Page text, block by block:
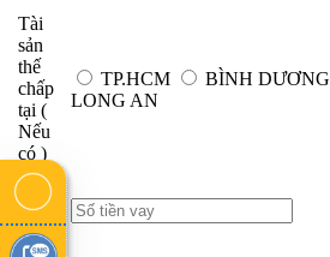
Tài
sản
thế
chấp
tại (
Nếu
có )
TP.HCM BÌNH DƯƠNG
LONG AN
Số
tiền
vay